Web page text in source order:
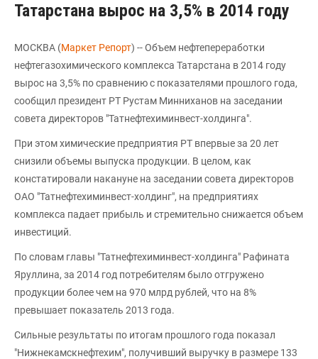
Татарстана вырос на 3,5% в 2014 году
МОСКВА (Маркет Репорт) -- Объем нефтепереработки
нефтегазохимического комплекса Татарстана в 2014 году
вырос на 3,5% по сравнению с показателями прошлого года,
сообщил президент РТ Рустам Минниханов на заседании
совета директоров "Татнефтехиминвест-холдинга".
При этом химические предприятия РТ впервые за 20 лет
снизили объемы выпуска продукции. В целом, как
констатировали накануне на заседании совета директоров
ОАО "Татнефтехиминвест-холдинг", на предприятиях
комплекса падает прибыль и стремительно снижается объем
инвестиций.
По словам главы "Татнефтехиминвест-холдинга" Рафината
Яруллина, за 2014 год потребителям было отгружено
продукции более чем на 970 млрд рублей, что на 8%
превышает показатель 2013 года.
Сильные результаты по итогам прошлого года показал
"Нижнекамскнефтехим", получивший выручку в размере 133